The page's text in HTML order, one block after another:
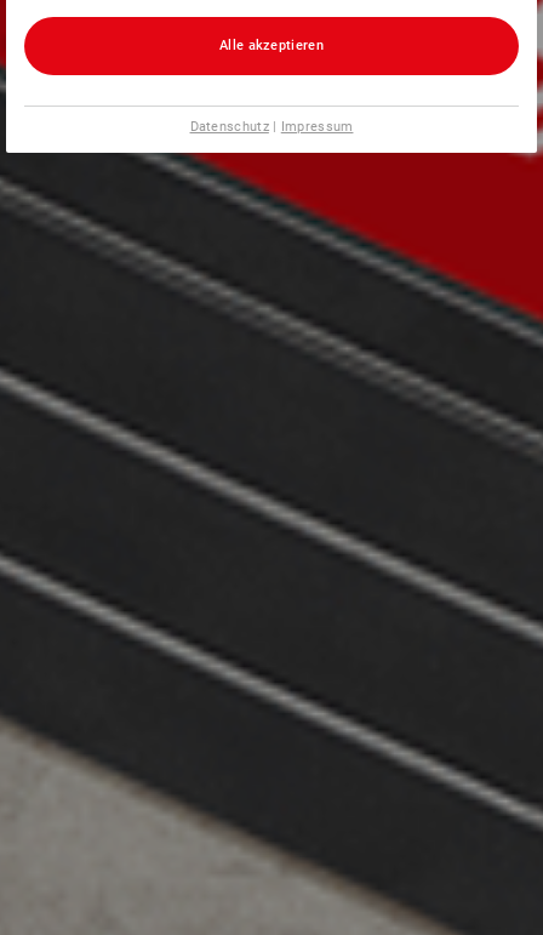
Alle akzeptieren
Datenschutz| Impressum